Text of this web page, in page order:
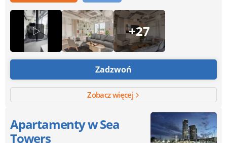
+27
Zadzwoń
Zobacz więcej
Apartamenty w Sea
Towers